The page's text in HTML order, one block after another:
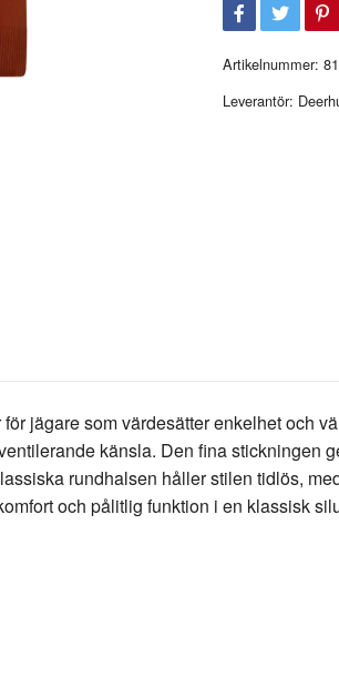
Artikelnummer:
Leverantör:
jägare som värdesätter enkelhet och
känsla. Den fina stickningen
rundhalsen håller stilen tidlös,
och pålitlig funktion i en klassisk